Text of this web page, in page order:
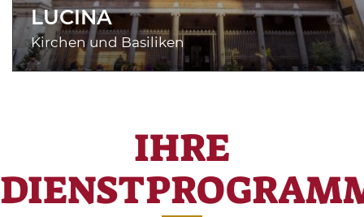
LUCINA
Kirchen und Basiliken
IHRE